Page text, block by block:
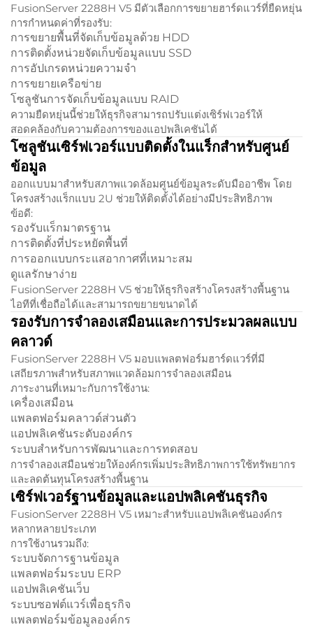
FusionServer 2288H V5 มีตัวเลือกการขยายฮาร์ดแวร์ที่ยืดหยุ่น
การกำหนดค่าที่รองรับ:
การขยายพื้นที่จัดเก็บข้อมูลด้วย HDD
การติดตั้งหน่วยจัดเก็บข้อมูลแบบ SSD
การอัปเกรดหน่วยความจำ
การขยายเครือข่าย
โซลูชันการจัดเก็บข้อมูลแบบ RAID
ความยืดหยุ่นนี้ช่วยให้ธุรกิจสามารถปรับแต่งเซิร์ฟเวอร์ให้
สอดคล้องกับความต้องการของแอปพลิเคชันได้
โซลูชันเซิร์ฟเวอร์แบบติดตั้งในแร็กสำหรับศูนย์
ข้อมูล
ออกแบบมาสำหรับสภาพแวดล้อมศูนย์ข้อมูลระดับมืออาชีพ โดย
โครงสร้างแร็กแบบ 2U ช่วยให้ติดตั้งได้อย่างมีประสิทธิภาพ
ข้อดี:
รองรับแร็กมาตรฐาน
การติดตั้งที่ประหยัดพื้นที่
การออกแบบกระแสอากาศที่เหมาะสม
ดูแลรักษาง่าย
FusionServer 2288H V5 ช่วยให้ธุรกิจสร้างโครงสร้างพื้นฐาน
ไอทีที่เชื่อถือได้และสามารถขยายขนาดได้
รองรับการจำลองเสมือนและการประมวลผลแบบ
คลาวด์
FusionServer 2288H V5 มอบแพลตฟอร์มฮาร์ดแวร์ที่มี
เสถียรภาพสำหรับสภาพแวดล้อมการจำลองเสมือน
ภาระงานที่เหมาะกับการใช้งาน:
เครื่องเสมือน
แพลตฟอร์มคลาวด์ส่วนตัว
แอปพลิเคชันระดับองค์กร
ระบบสำหรับการพัฒนาและการทดสอบ
การจำลองเสมือนช่วยให้องค์กรเพิ่มประสิทธิภาพการใช้ทรัพยากร
และลดต้นทุนโครงสร้างพื้นฐาน
เซิร์ฟเวอร์ฐานข้อมูลและแอปพลิเคชันธุรกิจ
FusionServer 2288H V5 เหมาะสำหรับแอปพลิเคชันองค์กร
หลากหลายประเภท
การใช้งานรวมถึง:
ระบบจัดการฐานข้อมูล
แพลตฟอร์มระบบ ERP
แอปพลิเคชันเว็บ
ระบบซอฟต์แวร์เพื่อธุรกิจ
แพลตฟอร์มข้อมูลองค์กร